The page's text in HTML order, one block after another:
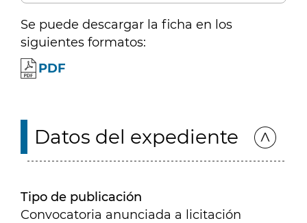
Se puede descargar la ficha en los
siguientes formatos:
PDF
Datos del expediente
Tipo de publicación
Convocatoria anunciada a licitación